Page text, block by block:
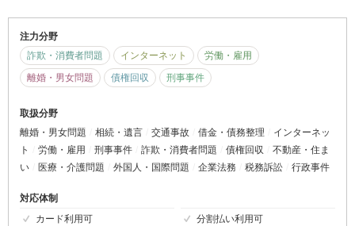
注力分野
詐欺・消費者問題
インターネット
労働・雇用
離婚・男女問題
債権回収 刑事事件
取扱分野
離婚・男女問題
相続・遺言 交通事故 借金・債務整理
インターネッ
ト
労働・雇用 刑事事件 詐欺・消費者問題 債権回収
不動産・住ま
い
医療・介護問題 外国人・国際問題 企業法務 税務訴訟 行政事件
対応体制
カード利用可
分割払い利用可